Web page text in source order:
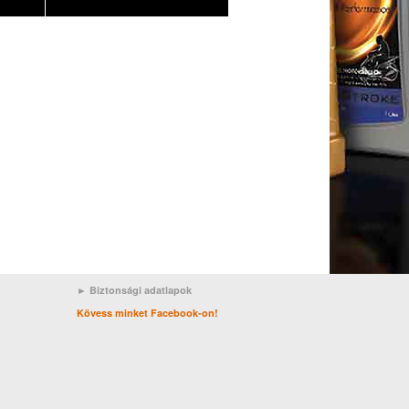
► Biztonsági adatlapok
Kövess minket Facebook-on!